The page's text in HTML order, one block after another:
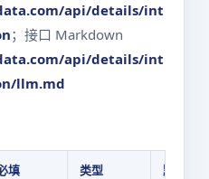
api/details/int
；接口 Markdown
api/details/int
llm.md
填 类型 默认值